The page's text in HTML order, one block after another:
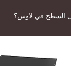
السطح في لاوس؟